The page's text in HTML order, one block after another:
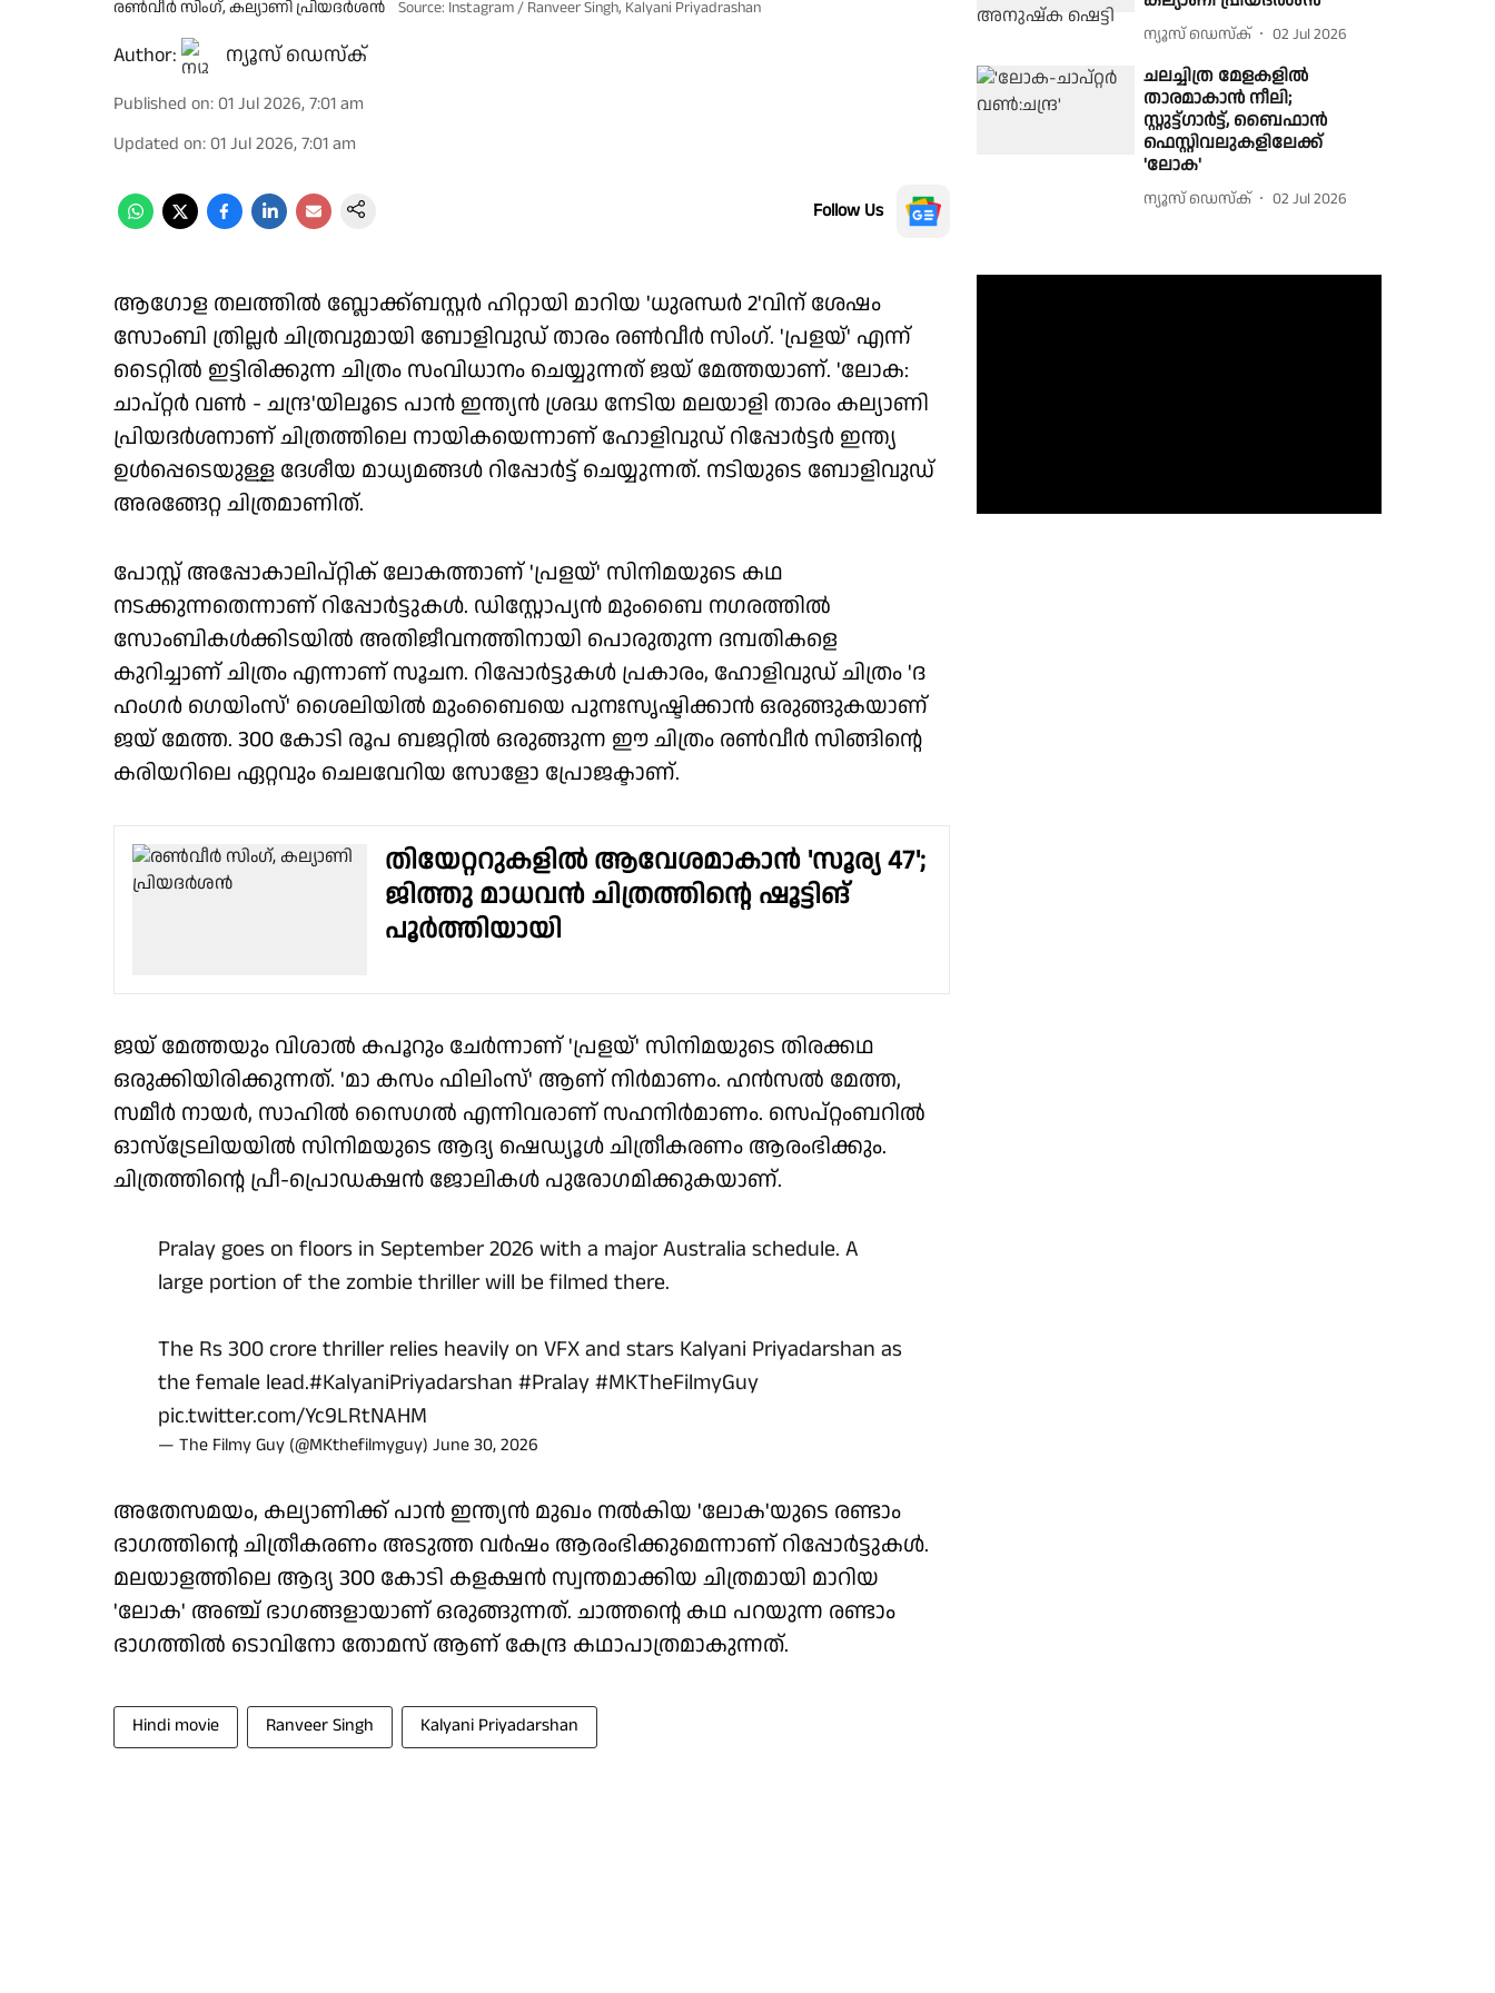
രൺവീർ സിംഗ്, കല്യാണി പ്രിയദർശൻ Source: Instagram / Ranveer Singh, Kalyani Priyadrashan
Author: ന്യൂസ് ഡെസ്ക്
Published on: 01 Jul 2026, 7:01 am
Updated on: 01 Jul 2026, 7:01 am
Follow Us
ആഗോള തലത്തിൽ ബ്ലോക്ക്ബസ്റ്റർ ഹിറ്റായി മാറിയ 'ധുരന്ധർ 2'വിന് ശേഷം
സോംബി ത്രില്ലർ ചിത്രവുമായി ബോളിവുഡ് താരം രൺവീർ സിംഗ്. 'പ്രളയ്' എന്ന്
ടൈറ്റിൽ ഇട്ടിരിക്കുന്ന ചിത്രം സംവിധാനം ചെയ്യുന്നത് ജയ് മേത്തയാണ്. 'ലോക:
ചാപ്റ്റർ വൺ - ചന്ദ്ര'യിലൂടെ പാൻ ഇന്ത്യൻ ശ്രദ്ധ നേടിയ മലയാളി താരം കല്യാണി
പ്രിയദർശനാണ് ചിത്രത്തിലെ നായികയെന്നാണ് ഹോളിവുഡ് റിപ്പോർട്ടർ ഇന്ത്യ
ഉൾപ്പെടെയുള്ള ദേശീയ മാധ്യമങ്ങൾ റിപ്പോർട്ട് ചെയ്യുന്നത്. നടിയുടെ ബോളിവുഡ്
അരങ്ങേറ്റ ചിത്രമാണിത്.
പോസ്റ്റ് അപ്പോകാലിപ്റ്റിക് ലോകത്താണ് 'പ്രളയ്' സിനിമയുടെ കഥ
നടക്കുന്നതെന്നാണ് റിപ്പോർട്ടുകൾ. ഡിസ്റ്റോപ്യൻ മുംബൈ നഗരത്തിൽ
സോംബികൾക്കിടയിൽ അതിജീവനത്തിനായി പൊരുതുന്ന ദമ്പതികളെ
കുറിച്ചാണ് ചിത്രം എന്നാണ് സൂചന. റിപ്പോർട്ടുകൾ പ്രകാരം, ഹോളിവുഡ് ചിത്രം 'ദ
ഹംഗർ ഗെയിംസ്' ശൈലിയിൽ മുംബൈയെ പുനഃസൃഷ്ടിക്കാൻ ഒരുങ്ങുകയാണ്
ജയ് മേത്ത. 300 കോടി രൂപ ബജറ്റിൽ ഒരുങ്ങുന്ന ഈ ചിത്രം രൺവീർ സിങ്ങിന്റെ
കരിയറിലെ ഏറ്റവും ചെലവേറിയ സോളോ പ്രോജക്ടാണ്.
തിയേറ്ററുകളിൽ ആവേശമാകാൻ 'സൂര്യ 47';
ജിത്തു മാധവൻ ചിത്രത്തിന്റെ ഷൂട്ടിങ്
പൂർത്തിയായി
ജയ് മേത്തയും വിശാൽ കപൂറും ചേർന്നാണ് 'പ്രളയ്' സിനിമയുടെ തിരക്കഥ
ഒരുക്കിയിരിക്കുന്നത്. 'മാ കസം ഫിലിംസ്' ആണ് നിർമാണം. ഹൻസൽ മേത്ത,
സമീർ നായർ, സാഹിൽ സൈഗൽ എന്നിവരാണ് സഹനിർമാണം. സെപ്റ്റംബറിൽ
ഓസ്ട്രേലിയയിൽ സിനിമയുടെ ആദ്യ ഷെഡ്യൂൾ ചിത്രീകരണം ആരംഭിക്കും.
ചിത്രത്തിന്റെ പ്രീ-പ്രൊഡക്ഷൻ ജോലികൾ പുരോഗമിക്കുകയാണ്.
Pralay goes on floors in September 2026 with a major Australia schedule. A
large portion of the zombie thriller will be filmed there.
The Rs 300 crore thriller relies heavily on VFX and stars Kalyani Priyadarshan as
the female lead.#KalyaniPriyadarshan #Pralay#MKTheFilmyGuy
pic.twitter.com/Yc9LRtNAHM
— The Filmy Guy (@MKthefilmyguy) June 30, 2026
അതേസമയം, കല്യാണിക്ക് പാൻ ഇന്ത്യൻ മുഖം നൽകിയ 'ലോക'യുടെ രണ്ടാം
ഭാഗത്തിന്റെ ചിത്രീകരണം അടുത്ത വർഷം ആരംഭിക്കുമെന്നാണ് റിപ്പോർട്ടുകൾ.
മലയാളത്തിലെ ആദ്യ 300 കോടി കളക്ഷൻ സ്വന്തമാക്കിയ ചിത്രമായി മാറിയ
'ലോക' അഞ്ച് ഭാഗങ്ങളായാണ് ഒരുങ്ങുന്നത്. ചാത്തന്റെ കഥ പറയുന്ന രണ്ടാം
ഭാഗത്തിൽ ടൊവിനോ തോമസ് ആണ് കേന്ദ്ര കഥാപാത്രമാകുന്നത്.
Hindi movie Ranveer Singh Kalyani Priyadarshan
ന്യൂസ് ഡെസ്ക് 02 Jul 2026
ചലച്ചിത്ര മേളകളിൽ
താരമാകാൻ നീലി;
സ്റ്റുട്ട്ഗാർട്ട്, ബൈഫാൻ
ഫെസ്റ്റിവലുകളിലേക്ക്
'ലോക'
ന്യൂസ് ഡെസ്ക് 02 Jul 2026